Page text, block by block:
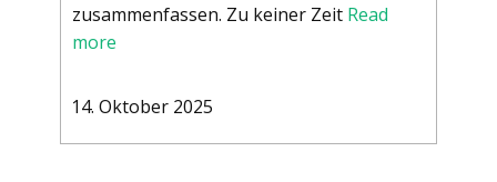
zusammenfassen. Zu keiner Zeit Read
more
14. Oktober 2025